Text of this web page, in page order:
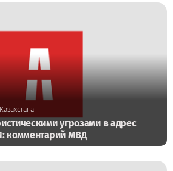
угрозами в адрес
комментарий МВД